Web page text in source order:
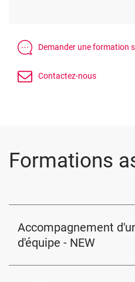
Formations
Accompagnement
d'équipe - NEW